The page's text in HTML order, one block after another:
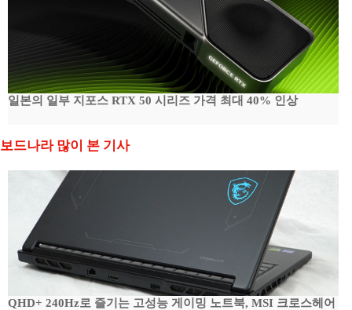
일본의 일부 지포스 RTX 50 시리즈 가격 최대 40% 인상
보드나라 많이 본 기사
QHD+ 240Hz로 즐기는 고성능 게이밍 노트북, MSI 크로스헤어